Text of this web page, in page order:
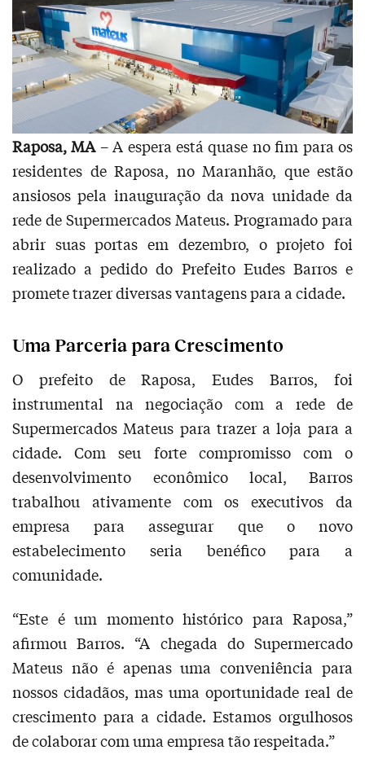
Raposa, MA– A espera está quase no fim para os
residentes de Raposa, no Maranhão, que estão
ansiosos pela inauguração da nova unidade da
rede de Supermercados Mateus. Programado para
abrir suas portas em dezembro, o projeto foi
realizado a pedido do Prefeito Eudes Barros e
promete trazer diversas vantagens para a cidade.
Uma Parceria para Crescimento
O prefeito de Raposa, Eudes Barros, foi
instrumental na negociação com a rede de
Supermercados Mateus para trazer a loja para a
cidade. Com seu forte compromisso com o
desenvolvimento econômico local, Barros
trabalhou ativamente com os executivos da
empresa para assegurar que o novo
estabelecimento seria benéfico para a
comunidade.
“Este é um momento histórico para Raposa,”
afirmou Barros. “A chegada do Supermercado
Mateus não é apenas uma conveniência para
nossos cidadãos, mas uma oportunidade real de
crescimento para a cidade. Estamos orgulhosos
de colaborar com uma empresa tão respeitada.”